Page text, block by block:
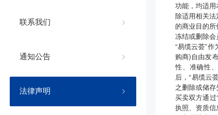
联系我们
通知公告
法律声明
功能，均适
除适用相关
的商业目的
冻结或删除
“易缆云荟”
购商)自由发
性、准确性
后，“易缆云
之删除或储
买卖双方通
执照、资质